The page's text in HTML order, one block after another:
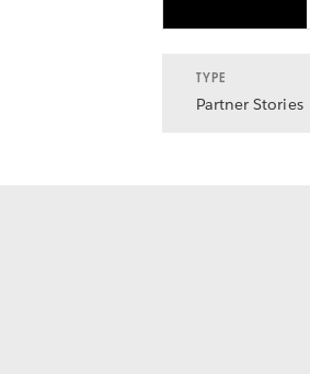
TYPE
Partner Stories